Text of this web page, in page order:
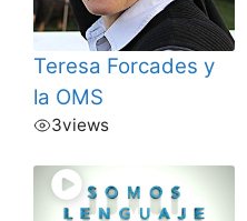
Teresa Forcades y
la OMS
3views